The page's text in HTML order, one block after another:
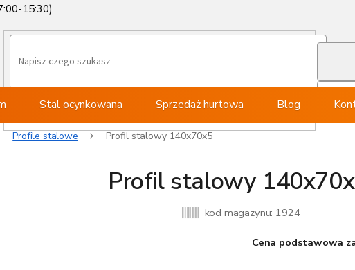
Stal ocynkowana Sprzedaż hurtowa Blog
Profile stalowe Profil stalowy 140x70x5
Profil stalowy
kod magazynu: 1924
Cena podstawowa